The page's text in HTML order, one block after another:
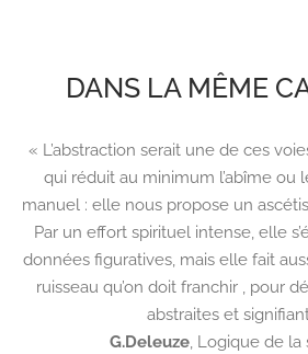
DANS LA MÊME
« L’abstraction serait une de ces
qui réduit au minimum l’abîme ou
manuel : elle nous propose un
Par un effort spirituel intense, elle
données figuratives, mais elle fait
ruisseau qu’on doit franchir , pour
abstraites et
G.Deleuze, Logique de la